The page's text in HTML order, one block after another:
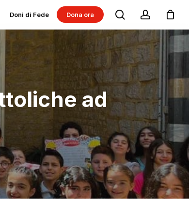
Doni di Fede Dona ora
Dona per progetti
Dona per Messe
searchaccount
ad